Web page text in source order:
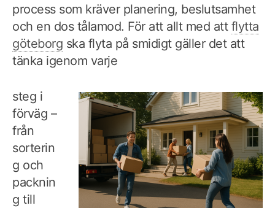
process som kräver planering, beslutsamhet
och en dos tålamod. För att allt med att flytta
göteborg ska flyta på smidigt gäller det att
tänka igenom varje
steg i
förväg –
från
sorterin
g och
packnin
g till